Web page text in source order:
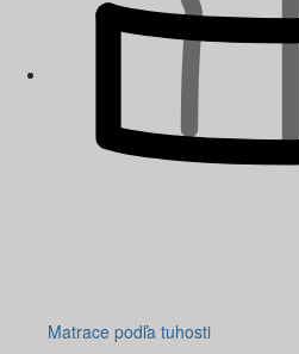
Matrace podľa tuhosti